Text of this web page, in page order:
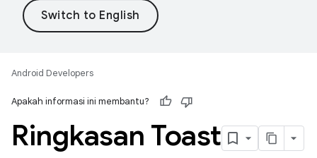
Android Developers
Apakah informasi ini membantu?
Ringkasan Toast